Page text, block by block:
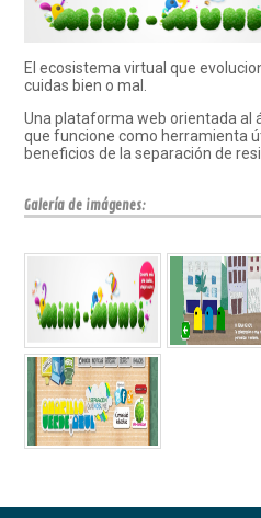
El ecosistema virtual que
cuidas bien o mal.
Una plataforma web orientada al
que funcione como herramienta
beneficios de la separación de
Galería de imágenes: